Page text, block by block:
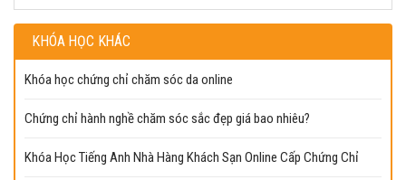
KHÓA HỌC KHÁC
Khóa học chứng chỉ chăm sóc da online
Chứng chỉ hành nghề chăm sóc sắc đẹp giá bao nhiêu?
Khóa Học Tiếng Anh Nhà Hàng Khách Sạn Online Cấp Chứng Chỉ